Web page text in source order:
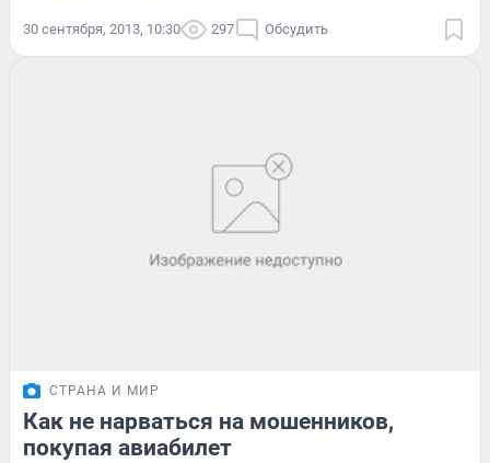
30 сентября, 2013, 10:30 297 Обсудить
СТРАНА И МИР
Как не нарваться на мошенников,
покупая авиабилет